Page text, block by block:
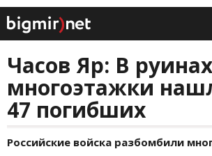
Часов Яр: В руинах
многоэтажки
47 погибших
Российские войска разбомбили